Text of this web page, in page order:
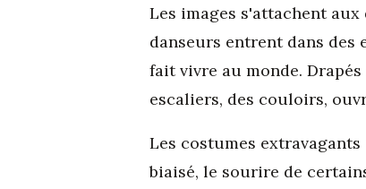
Les images s'attachent
danseurs entrent dans des
fait vivre au monde.
escaliers, des couloirs,
Les costumes
biaisé, le sourire de